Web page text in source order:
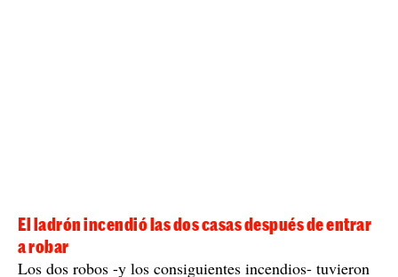
El ladrón incendió las dos casas después de entrar
a robar
Los dos robos -y los consiguientes incendios- tuvieron